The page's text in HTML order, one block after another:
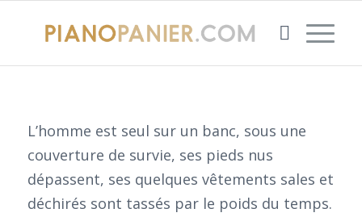
L’homme est seul sur un banc, sous une
couverture de survie, ses pieds nus
dépassent, ses quelques vêtements sales et
déchirés sont tassés par le poids du temps.